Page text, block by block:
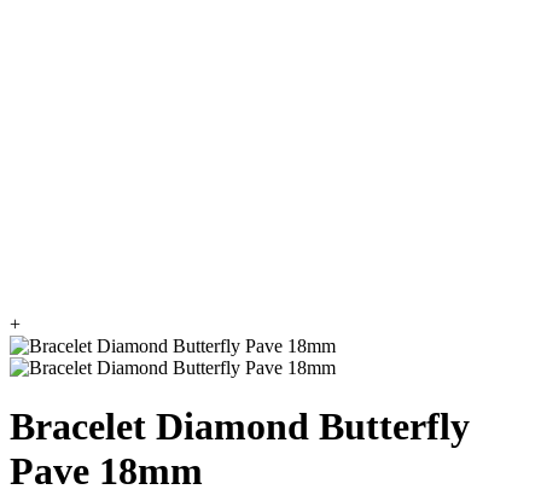
+
Bracelet Diamond Butterfly
Pave 18mm